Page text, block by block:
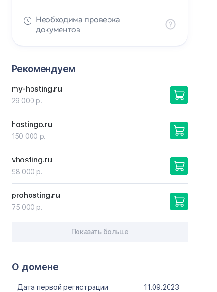
О домене
Дата первой регистрации
11.09.2023
Необходима проверка
документов
Рекомендуем
my-hosting.ru
29 000 р.
hostingo.ru
150 000 р.
vhosting.ru
98 000 р.
prohosting.ru
75 000 р.
Показать больше